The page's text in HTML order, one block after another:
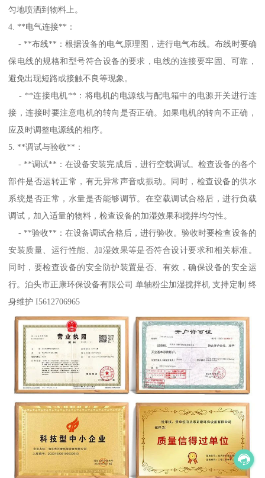
匀地喷洒到物料上。
4. **电气连接**：
- **布线**：根据设备的电气原理图，进行电气布线。布线时要确
保电线的规格和型号符合设备的要求，电线的连接要牢固、可靠，
避免出现短路或接触不良等现象。
- **连接电机**：将电机的电源线与配电箱中的电源开关进行连
接，连接时要注意电机的转向是否正确。如果电机的转向不正确，
应及时调整电源线的相序。
5. **调试与验收**：
- **调试**：在设备安装完成后，进行空载调试。检查设备的各个
部件是否运转正常，有无异常声音或振动。同时，检查设备的供水
系统是否正常，水量是否能够调节。在空载调试合格后，进行负载
调试，加入适量的物料，检查设备的加湿效果和搅拌均匀性。
- **验收**：在设备调试合格后，进行验收。验收时要检查设备的
安装质量、运行性能、加湿效果等是否符合设计要求和相关标准。
同时，要检查设备的安全防护装置是否、有效，确保设备的安全运
行。泊头市正康环保设备有限公司 单轴粉尘加湿搅拌机 支持定制 终
身维护 I5612706965